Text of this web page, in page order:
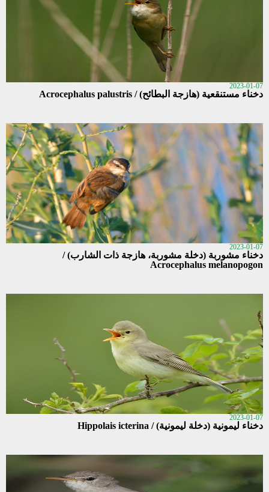
2023-01-07
دخناء مستنقعية (هازجة البطائح) / Acrocephalus palustris
2023-01-07
دخناء مشوربة (دخلة مشوربة، هازجة ذات الشارب) /
Acrocephalus melanopogon
2023-01-07
دخناء ليمونية (دخلة ليمونية) / Hippolais icterina